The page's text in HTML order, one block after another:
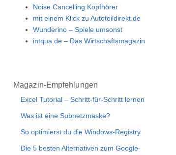
Noise Cancelling Kopfhörer
mit einem Klick zu Autoteildirekt.de
Wunderino – Spiele umsonst
intqua.de – Das Wirtschaftsmagazin
Magazin-Empfehlungen
Excel Tutorial – Schritt-für-Schritt lernen
Was ist eine Subnetzmaske?
So optimierst du die Windows-Registry
Die 5 besten Alternativen zum Google-